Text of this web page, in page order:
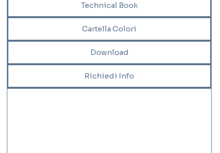
Technical Book
Cartella Colori
Download
Richiedi Info